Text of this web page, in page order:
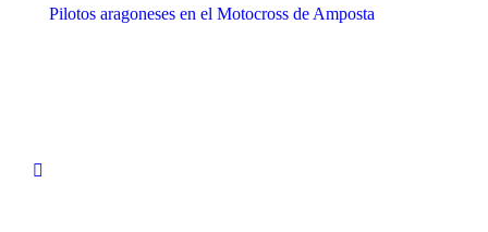
Pilotos aragoneses en el Motocross de Amposta